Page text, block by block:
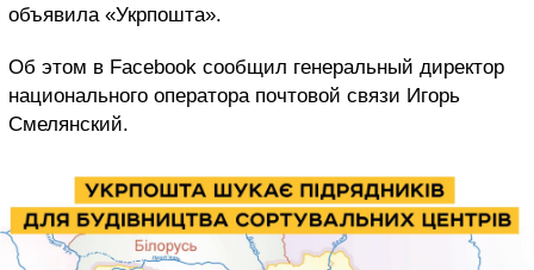
объявила «Укрпошта».
Об этом в Facebook сообщил генеральный директор
национального оператора почтовой связи Игорь
Смелянский.